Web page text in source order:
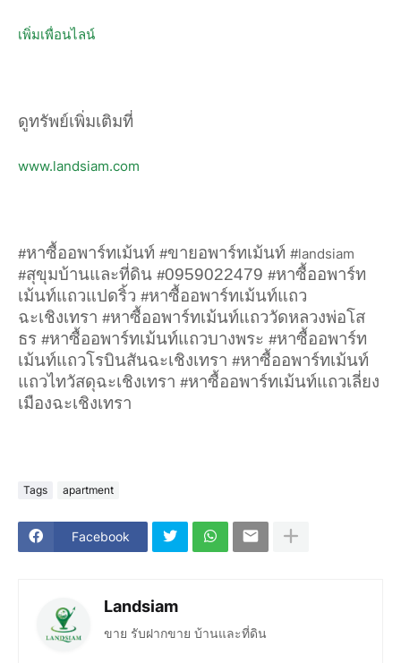
เพิ่มเพื่อนไลน์
ดูทรัพย์เพิ่มเติมที่
www.landsiam.com
#หาซื้ออพาร์ทเม้นท์ #ขายอพาร์ทเม้นท์ #landsiam
#สุขุมบ้านและที่ดิน #0959022479 #หาซื้ออพาร์ท
เม้นท์แถวแปดริ้ว #หาซื้ออพาร์ทเม้นท์แถว
ฉะเชิงเทรา #หาซื้ออพาร์ทเม้นท์แถววัดหลวงพ่อโส
ธร #หาซื้ออพาร์ทเม้นท์แถวบางพระ #หาซื้ออพาร์ท
เม้นท์แถวโรบินสันฉะเชิงเทรา #หาซื้ออพาร์ทเม้นท์
แถวไทวัสดุฉะเชิงเทรา #หาซื้ออพาร์ทเม้นท์แถวเลี่ยง
เมืองฉะเชิงเทรา
Tags apartment
Facebook
Landsiam
ขาย รับฝากขาย บ้านและที่ดิน